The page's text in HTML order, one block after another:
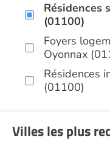
Résidences
(01100)
Foyers
Oyonnax
Résidences
(01100)
Villes les plus